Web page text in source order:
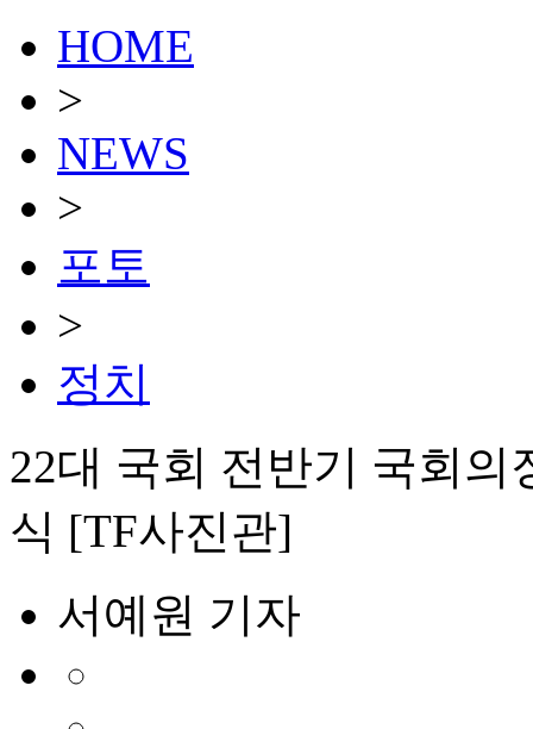
HOME
>
NEWS
>
포토
>
정치
22대 국회 전반기 국회
식 [TF사진관]
서예원 기자